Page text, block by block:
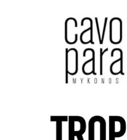
Science & Tech
Aegean Islands